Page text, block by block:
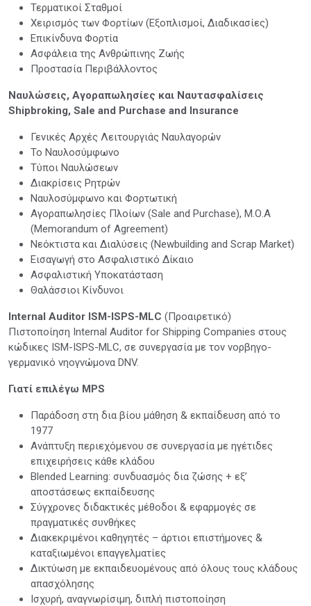
Τερματικοί Σταθμοί
Χειρισμός των Φορτίων (Εξοπλισμοί, Διαδικασίες)
Επικίνδυνα Φορτία
Ασφάλεια της Ανθρώπινης Ζωής
Προστασία Περιβάλλοντος
Ναυλώσεις, Αγοραπωλησίες και Ναυτασφαλίσεις
Shipbroking, Sale and Purchase and Insurance
Γενικές Αρχές Λειτουργιάς Ναυλαγορών
Το Ναυλοσύμφωνο
Τύποι Ναυλώσεων
Διακρίσεις Ρητρών
Ναυλοσύμφωνο και Φορτωτική
Αγοραπωλησίες Πλοίων (Sale and Purchase), Μ.Ο.Α
(Memorandum of Agreement)
Νεόκτιστα και Διαλύσεις (Newbuilding and Scrap Market)
Εισαγωγή στο Ασφαλιστικό Δίκαιο
Ασφαλιστική Υποκατάσταση
Θαλάσσιοι Κίνδυνοι
Internal Auditor ISM-ISPS-MLC (Προαιρετικό)
Πιστοποίηση Internal Auditor for Shipping Companies στους
κώδικες ISM-ISPS-MLC, σε συνεργασία με τον νορβηγο-
γερμανικό νηογνώμονα DNV.
Γιατί επιλέγω MPS
Παράδοση στη δια βίου μάθηση & εκπαίδευση από το
1977
Ανάπτυξη περιεχόμενου σε συνεργασία με ηγέτιδες
επιχειρήσεις κάθε κλάδου
Blended Learning: συνδυασμός δια ζώσης + εξ’
αποστάσεως εκπαίδευσης
Σύγχρονες διδακτικές μέθοδοι & εφαρμογές σε
πραγματικές συνθήκες
Διακεκριμένοι καθηγητές – άρτιοι επιστήμονες &
καταξιωμένοι επαγγελματίες
Δικτύωση με εκπαιδευομένους από όλους τους κλάδους
απασχόλησης
Ισχυρή, αναγνωρίσιμη, διπλή πιστοποίηση